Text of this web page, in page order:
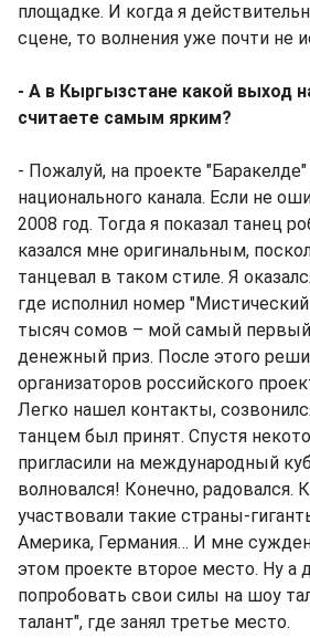
площадке. И когда я
сцене, то волнения уже почти не
- А в Кыргызстане какой выход
считаете самым ярким?
- Пожалуй, на проекте
национального канала. Если не
2008 год. Тогда я показал танец
казался мне оригинальным,
танцевал в таком стиле. Я
где исполнил номер
тысяч сомов – мой самый
денежный приз. После этого
организаторов российского
Легко нашел контакты,
танцем был принят. Спустя
пригласили на международный
волновался! Конечно, радовался.
участвовали такие страны-
Америка, Германия… И мне
этом проекте второе место. Ну а
попробовать свои силы на шоу
талант", где занял третье место.